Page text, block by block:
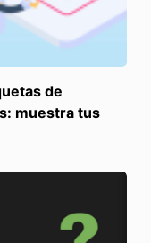
de
muestra tus